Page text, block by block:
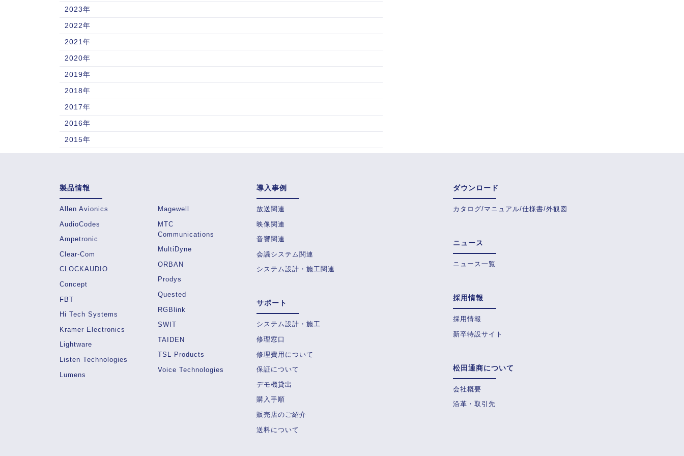
2023年
2022年
2021年
2020年
2019年
2018年
2017年
2016年
2015年
製品情報
Allen Avionics
AudioCodes
Ampetronic
Clear-Com
CLOCKAUDIO
Concept
FBT
Hi Tech Systems
Kramer Electronics
Lightware
Listen Technologies
Lumens
Magewell
MTC
Communications
MultiDyne
ORBAN
Prodys
Quested
RGBlink
SWIT
TAIDEN
TSL Products
Voice Technologies
導入事例
放送関連
映像関連
音響関連
会議システム関連
システム設計・施工関連
サポート
システム設計・施工
修理窓口
修理費用について
保証について
デモ機貸出
購入手順
販売店のご紹介
送料について
ダウンロード
カタログ/マニュアル/仕様書/外観図
ニュース
ニュース一覧
採用情報
採用情報
新卒特設サイト
松田通商について
会社概要
沿革・取引先